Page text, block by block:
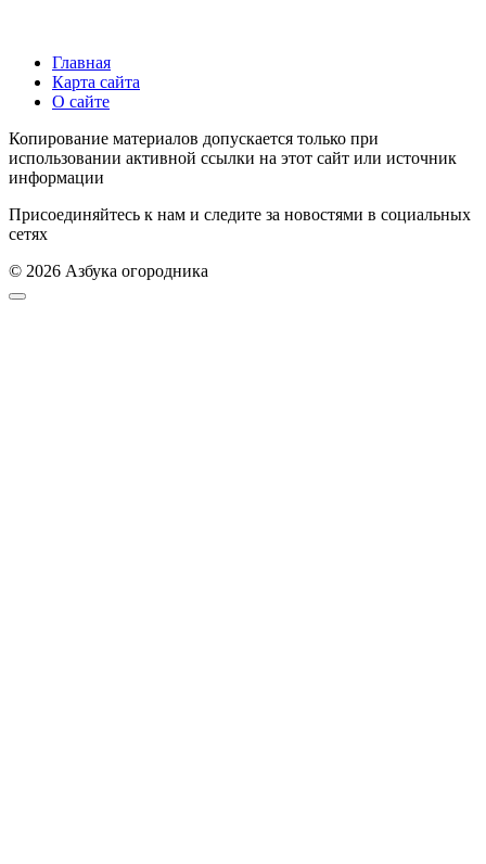
Главная
Карта сайта
О сайте
Копирование материалов допускается только при
использовании активной ссылки на этот сайт или источник
информации
Присоединяйтесь к нам и следите за новостями в социальных
сетях
© 2026 Азбука огородника